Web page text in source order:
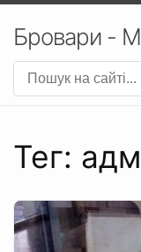
Бровари -
Тег: